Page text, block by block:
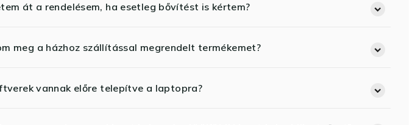
át a rendelésem, ha esetleg bővítést is kértem?
meg a házhoz szállítással megrendelt termékemet?
vannak előre telepítve a laptopra?